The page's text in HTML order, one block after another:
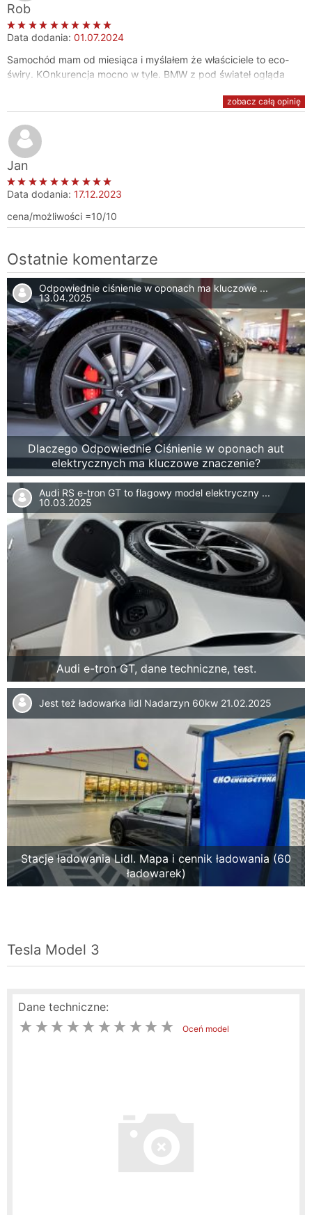
Rob
Data dodania: 01.07.2024
Samochód mam od miesiąca i myślałem że właściciele to eco-
świry. KOnkurencja mocno w tyle. BMW z pod świateł ogląda
zobacz całą opinię
Jan
Data dodania: 17.12.2023
cena/możliwości =10/10
Ostatnie komentarze
Odpowiednie ciśnienie w oponach ma kluczowe ...
13.04.2025
Dlaczego Odpowiednie Ciśnienie w oponach aut
elektrycznych ma kluczowe znaczenie?
Audi RS e-tron GT to flagowy model elektryczny ...
10.03.2025
Audi e-tron GT, dane techniczne, test.
Jest też ładowarka lidl Nadarzyn 60kw 21.02.2025
Stacje ładowania Lidl. Mapa i cennik ładowania (60
ładowarek)
Tesla Model 3
Dane techniczne:
Oceń model